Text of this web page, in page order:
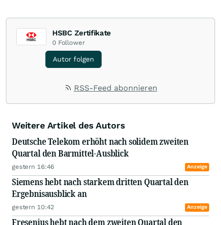
HSBC Zertifikate
0 Follower
Autor folgen
RSS-Feed abonnieren
Weitere Artikel des Autors
Deutsche Telekom erhöht nach solidem zweiten
Quartal den Barmittel-Ausblick
gestern 16:46 Anzeige
Siemens hebt nach starkem dritten Quartal den
Ergebnisausblick an
gestern 10:42 Anzeige
Fresenius hebt nach dem zweiten Quartal den